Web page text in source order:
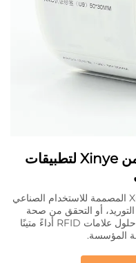
حلول العلامات المخصصة من Xinye لتطبيقات
اكتشف مجموعة علامات RFID من Xinye المصممة للاستخدام الصناعي
أو التحقق من صحة
المنتجات، أو تلقائيّة المستودعات، توفر حلول علامات RFID أداءً متينًا
المؤسسة.